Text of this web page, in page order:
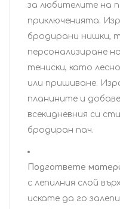
за любителите на
приключенията.
бродирани нишки,
персонализиране
тениски, като
или пришиване.
планините и
всекидневния си
бродиран пач.
Подгответе
с лепилния слой
искате да го